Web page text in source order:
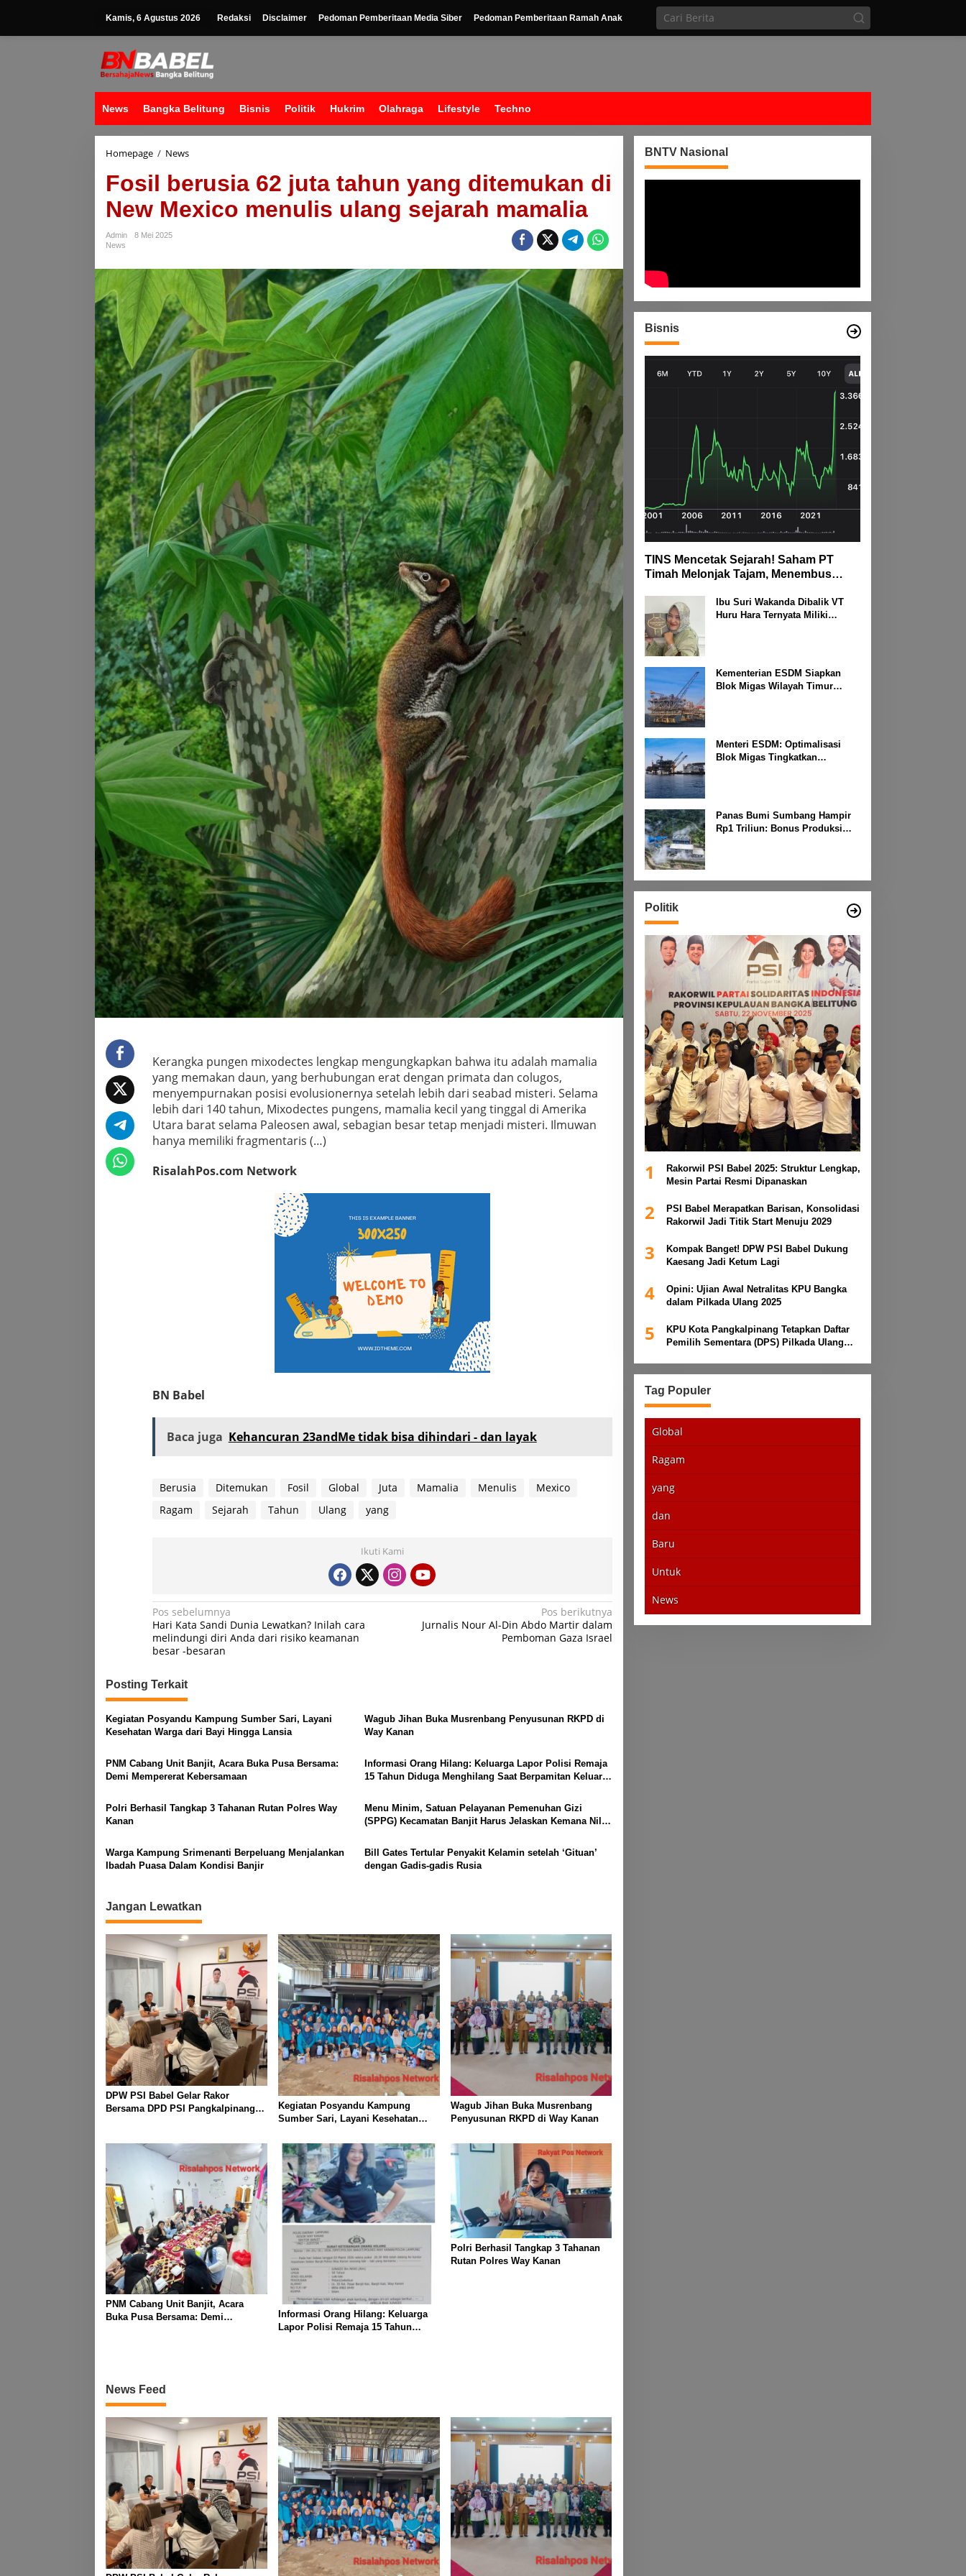
Kamis, 6 Agustus 2026 Redaksi Disclaimer Pedoman Pemberitaan Media Siber Pedoman Pemberitaan Ramah Anak
News Bangka Belitung Bisnis Politik Hukrim Olahraga Lifestyle Techno
Homepage / NewsFosil
62
juta
tahun
yang
Mexico
menulis
ulang
sejarah
mamalia
Fosil berusia 62 juta tahun yang ditemukan di
New Mexico menulis ulang sejarah mamalia
Admin
8 Mei 2025
News
Kerangka pungen mixodectes lengkap mengungkapkan bahwa itu adalah mamalia
yang memakan daun, yang berhubungan erat dengan primata dan colugos,
menyempurnakan posisi evolusionernya setelah lebih dari seabad misteri. Selama
lebih dari 140 tahun, Mixodectes pungens, mamalia kecil yang tinggal di Amerika
Utara barat selama Paleosen awal, sebagian besar tetap menjadi misteri. Ilmuwan
hanya memiliki fragmentaris (…)
RisalahPos.com Network
BN Babel
Baca juga Kehancuran 23andMe tidak bisa dihindari - dan layak
Berusia Ditemukan Fosil Global Juta Mamalia Menulis
Mexico
Ragam
Sejarah Tahun Ulang yang
Ikuti Kami
Navigasi
pos
Pos sebelumnya
Hari Kata Sandi Dunia Lewatkan? Inilah cara
melindungi diri Anda dari risiko keamanan
besar -besaran
Pos berikutnya
Jurnalis Nour Al-Din Abdo Martir dalam
Pemboman Gaza Israel
Posting Terkait
Kegiatan Posyandu Kampung Sumber Sari, Layani
Kesehatan Warga dari Bayi Hingga Lansia
Wagub Jihan Buka Musrenbang Penyusunan RKPD di
Way Kanan
PNM Cabang Unit Banjit, Acara Buka Pusa Bersama:
Demi Mempererat Kebersamaan
Informasi Orang Hilang: Keluarga Lapor Polisi Remaja
15 Tahun Diduga Menghilang Saat Berpamitan Keluar
Polri Berhasil Tangkap 3 Tahanan Rutan Polres Way
Kanan
Menu Minim, Satuan Pelayanan Pemenuhan Gizi
(SPPG) Kecamatan Banjit Harus Jelaskan Kemana Nilai
Warga Kampung Srimenanti Berpeluang Menjalankan
Ibadah Puasa Dalam Kondisi Banjir
Bill Gates Tertular Penyakit Kelamin setelah ‘Gituan’
dengan Gadis-gadis Rusia
Jangan Lewatkan
DPW PSI Babel Gelar Rakor
Bersama DPD PSI Pangkalpinang
Kegiatan Posyandu Kampung
Sumber Sari, Layani Kesehatan
Wagub Jihan Buka Musrenbang
Penyusunan RKPD di Way Kanan
PNM Cabang Unit Banjit, Acara
Buka Pusa Bersama: Demi
Informasi Orang Hilang: Keluarga
Lapor Polisi Remaja 15 Tahun
Polri Berhasil Tangkap 3 Tahanan
Rutan Polres Way Kanan
News Feed
BNTV Nasional
Bisnis
TINS Mencetak Sejarah! Saham PT
Timah Melonjak Tajam, Menembus
Ibu Suri Wakanda Dibalik VT
Huru Hara Ternyata Miliki
Kementerian ESDM Siapkan
Blok Migas Wilayah Timur
Menteri ESDM: Optimalisasi
Blok Migas Tingkatkan
Panas Bumi Sumbang Hampir
Rp1 Triliun: Bonus Produksi
Politik
1
Rakorwil PSI Babel 2025: Struktur Lengkap,
Mesin Partai Resmi Dipanaskan
2
PSI Babel Merapatkan Barisan, Konsolidasi
Rakorwil Jadi Titik Start Menuju 2029
3
Kompak Banget! DPW PSI Babel Dukung
Kaesang Jadi Ketum Lagi
4
Opini: Ujian Awal Netralitas KPU Bangka
dalam Pilkada Ulang 2025
5
KPU Kota Pangkalpinang Tetapkan Daftar
Pemilih Sementara (DPS) Pilkada Ulang
Tag Populer
Global
Ragam
yang
dan
Baru
Untuk
News